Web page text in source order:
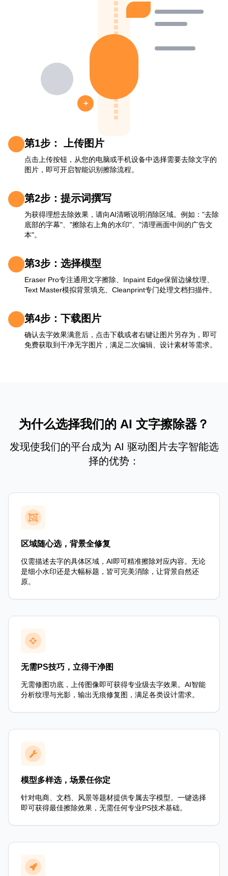
+
第1步： 上传图片
点击上传按钮，从您的电脑或手机设备中选择需要去除文字的
图片，即可开启智能识别擦除流程。
第2步：提示词撰写
为获得理想去除效果，请向AI清晰说明消除区域。例如："去除
底部的字幕"、"擦除右上角的水印"、"清理画面中间的广告文
本"。
第3步：选择模型
Eraser Pro专注通用文字擦除、Inpaint Edge保留边缘纹理、
Text Master模拟背景填充、Cleanprint专门处理文档扫描件。
第4步：下载图片
确认去字效果满意后，点击下载或者右键让图片另存为，即可
免费获取到干净无字图片，满足二次编辑、设计素材等需求。
为什么选择我们的 AI 文字擦除器？
发现使我们的平台成为 AI 驱动图片去字智能选
择的优势：
区域随心选，背景全修复
仅需描述去字的具体区域，AI即可精准擦除对应内容。无论
是细小水印还是大幅标题，皆可完美消除，让背景自然还
原。
无需PS技巧，立得干净图
无需修图功底，上传图像即可获得专业级去字效果。AI智能
分析纹理与光影，输出无痕修复图，满足各类设计需求。
模型多样选，场景任你定
针对电商、文档、风景等题材提供专属去字模型。一键选择
即可获得最佳擦除效果，无需任何专业PS技术基础。